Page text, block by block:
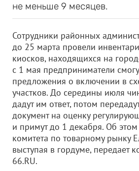
не меньше 9 месяцев.
Сотрудники районных
до 25 марта провели
киосков, находящихся на
с 1 мая предприниматели
предложения о включении в
участков. До середины июля
дадут им ответ, потом
документ на оценку
и примут до 1 декабря. Об этом
комитета по товарному рынку
выступая в гордуме, передает
66.RU.